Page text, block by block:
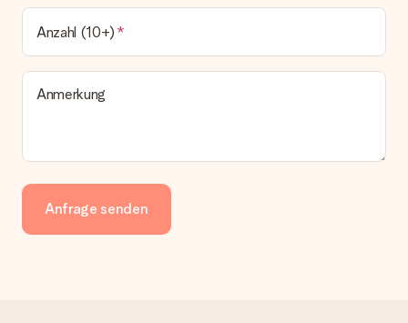
Anzahl (10+)
Anmerkung
Anfrage senden